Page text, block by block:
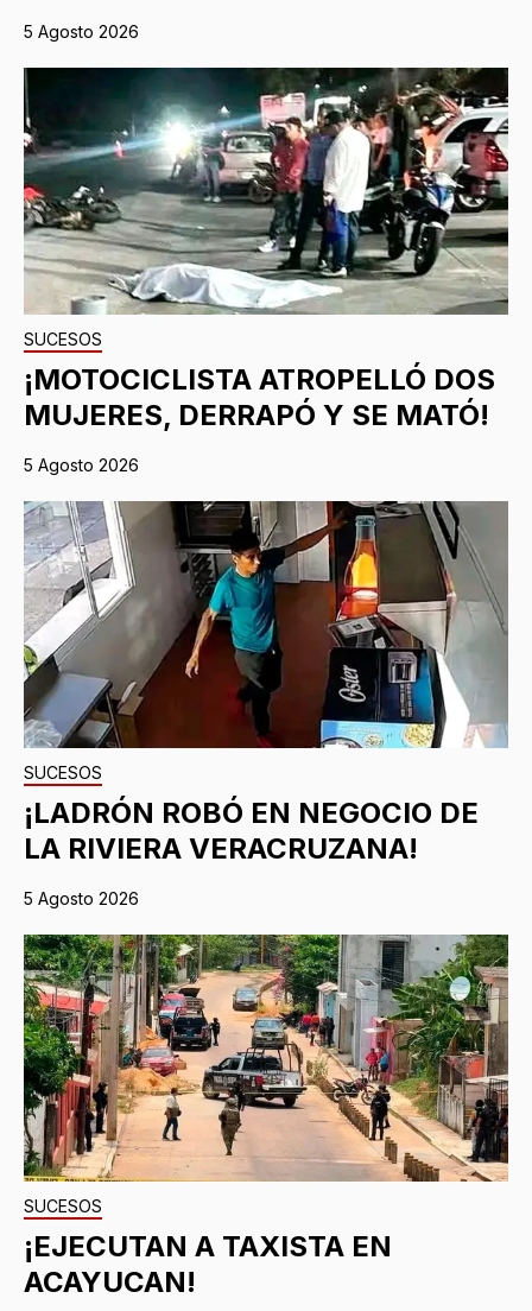
5 Agosto 2026
SUCESOS
¡MOTOCICLISTA ATROPELLÓ DOS
MUJERES, DERRAPÓ Y SE MATÓ!
5 Agosto 2026
SUCESOS
¡LADRÓN ROBÓ EN NEGOCIO DE
LA RIVIERA VERACRUZANA!
5 Agosto 2026
SUCESOS
¡EJECUTAN A TAXISTA EN
ACAYUCAN!